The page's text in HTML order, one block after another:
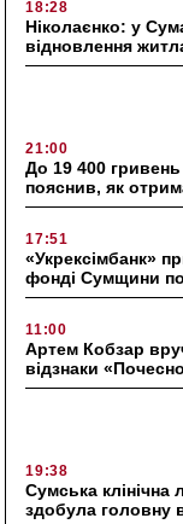
18:28
Ніколаєнко: у
відновлення
21:00
До 19 400
пояснив, як
17:51
«Укрексімбанк»
фонді Сумщини
11:00
Артем Кобзар
відзнаки
19:38
Сумська клінічна
здобула головну